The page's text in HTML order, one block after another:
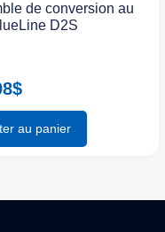
de conversion au
D2S
$
au panier